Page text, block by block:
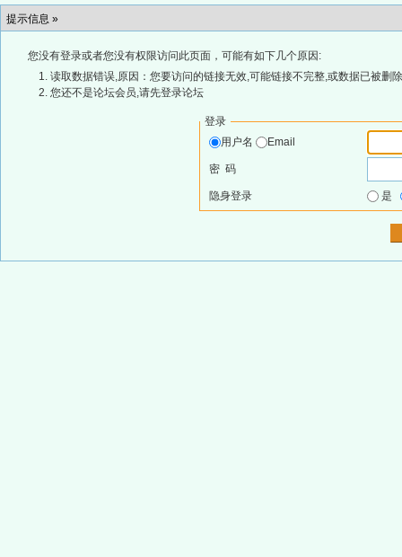
提示信息 »
您没有登录或者您没有权限访问此页面，可能有如下几个原因:
读取数据错误,原因：您要访问的链接无效,可能链接不完整,或数据已被删
您还不是论坛会员,请先登录论坛
登录
用户名
Email
密 码
隐身登录 是